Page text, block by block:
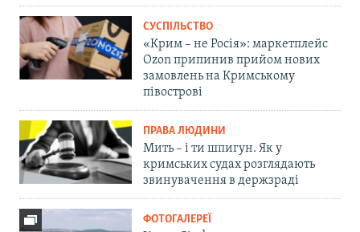
СУСПІЛЬСТВО
«Крим – не Росія»: маркетплейс
Ozon припинив прийом нових
замовлень на Кримському
півострові
ПРАВА ЛЮДИНИ
Мить – і ти шпигун. Як у
кримських судах розглядають
звинувачення в держзраді
ФОТОГАЛЕРЕЇ